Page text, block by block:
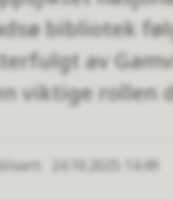
bibliotek
av
viktige rollen
24.10.2025 14.49